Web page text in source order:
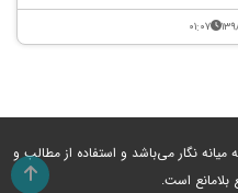
۰۱:۰۷
نگار می‌باشد و استفاده از مطالب و
بلامانع است.